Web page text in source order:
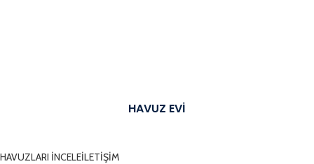
HAVUZ EVİ
HAVUZLARI İNCELEİLETİŞİM